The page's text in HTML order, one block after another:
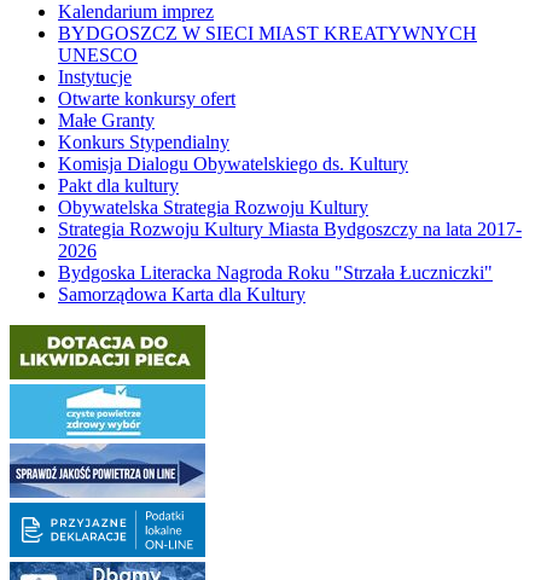
Kalendarium imprez
BYDGOSZCZ W SIECI MIAST KREATYWNYCH
UNESCO
Instytucje
Otwarte konkursy ofert
Małe Granty
Konkurs Stypendialny
Komisja Dialogu Obywatelskiego ds. Kultury
Pakt dla kultury
Obywatelska Strategia Rozwoju Kultury
Strategia Rozwoju Kultury Miasta Bydgoszczy na lata 2017-
2026
Bydgoska Literacka Nagroda Roku "Strzała Łuczniczki"
Samorządowa Karta dla Kultury